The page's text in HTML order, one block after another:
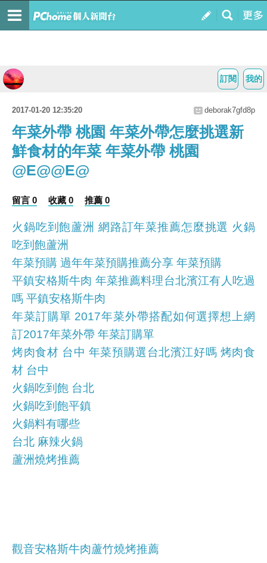
我的
訂閱
2017-01-20 12:35:20 deborak7gfd8p
年菜外帶 桃園 年菜外帶怎麼挑選新
鮮食材的年菜 年菜外帶 桃園
@E@@E@
留言 0 收藏 0 推薦 0
火鍋吃到飽蘆洲 網路訂年菜推薦怎麼挑選 火鍋
吃到飽蘆洲
年菜預購 過年年菜預購推薦分享 年菜預購
平鎮安格斯牛肉 年菜推薦料理台北濱江有人吃過
嗎 平鎮安格斯牛肉
年菜訂購單 2017年菜外帶搭配如何選擇想上網
訂2017年菜外帶 年菜訂購單
烤肉食材 台中 年菜預購選台北濱江好嗎 烤肉食
材 台中
火鍋吃到飽 台北
火鍋吃到飽平鎮
火鍋料有哪些
台北 麻辣火鍋
蘆洲燒烤推薦
觀音安格斯牛肉蘆竹燒烤推薦